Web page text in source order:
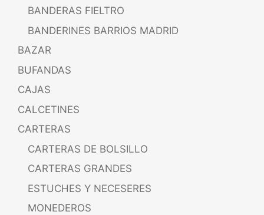
BANDERAS FIELTRO
BANDERINES BARRIOS MADRID
BAZAR
BUFANDAS
CAJAS
CALCETINES
CARTERAS
CARTERAS DE BOLSILLO
CARTERAS GRANDES
ESTUCHES Y NECESERES
MONEDEROS